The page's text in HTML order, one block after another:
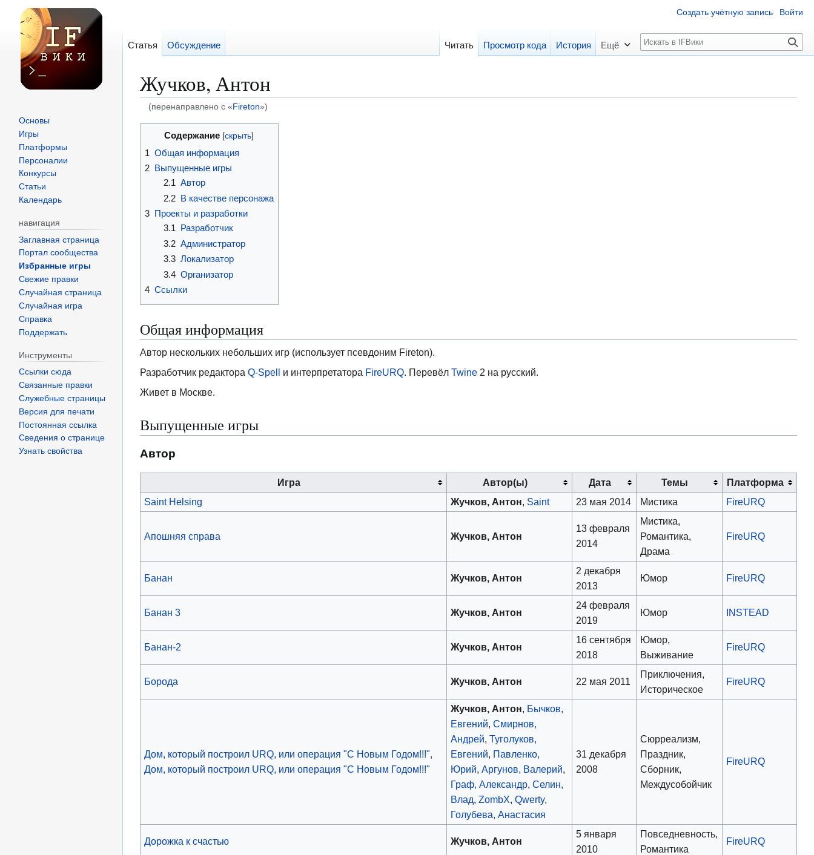
Жучков, Антон
(перенаправлено с « Fireton»)
Перейти
навигации
ПерейтиСодержание
1 Общая информация
2 Выпущенные игры
2.1 Автор
2.2 В качестве персонажа
3 Проекты и разработки
3.1 Разработчик
3.2 Администратор
3.3 Локализатор
3.4 Организатор
4 Ссылки
Общая информация
Автор нескольких небольших игр (использует псевдоним Fireton).
Разработчик редактора Q-Spell и интерпретатора FireURQ. Перевёл Twine2 на русский.
Живет в Москве.
Выпущенные игры
Автор
Игра Автор(ы) Дата Темы
Платформа
Saint Helsing
Жучков, Антон, Saint 23 мая 2014 Мистика FireURQ
Апошняя справа Жучков, Антон
13 февраля
2014
Мистика,
Романтика,
Драма
FireURQ
Банан Жучков, Антон
2 декабря
2013
Юмор FireURQ
Банан 3 Жучков, Антон
24 февраля
2019
Юмор INSTEAD
Банан-2 Жучков, Антон
16 сентября
2018
Юмор,
Выживание
FireURQ
Борода Жучков, Антон 22 мая 2011
Приключения,
Историческое
FireURQ
Дом, который построил URQ, или операция "С Новым Годом!!!",
Дом, который построил URQ, или операция "С Новым Годом!!!"
Жучков, Антон, Бычков,
Евгений,Смирнов,
Андрей,Туголуков,
Евгений, Павленко,
Юрий,Аргунов, Валерий,
Граф, Александр,Селин,
Влад,ZombX,Qwerty,
Голубева, Анастасия
31 декабря
2008
Сюрреализм,
Праздник,
Сборник,
Междусобойчик
FireURQ
Дорожка к счастью Жучков, Антон
5 января
2010
Повседневность,
Романтика
FireURQ
Создать учётную запись Войти
Статья Обсуждение Читать Просмотр кода История Ещё
П
о
к
Основы
Игры
Платформы
Персоналии
Конкурсы
Статьи
Календарь
навигация
Заглавная страница
Портал сообщества
Избранные игры
Свежие правки
Случайная страница
Случайная игра
Справка
Поддержать
Инструменты
Ссылки сюда
Связанные правки
Служебные страницы
Версия для печати
Постоянная ссылка
Сведения о странице
Узнать свойства